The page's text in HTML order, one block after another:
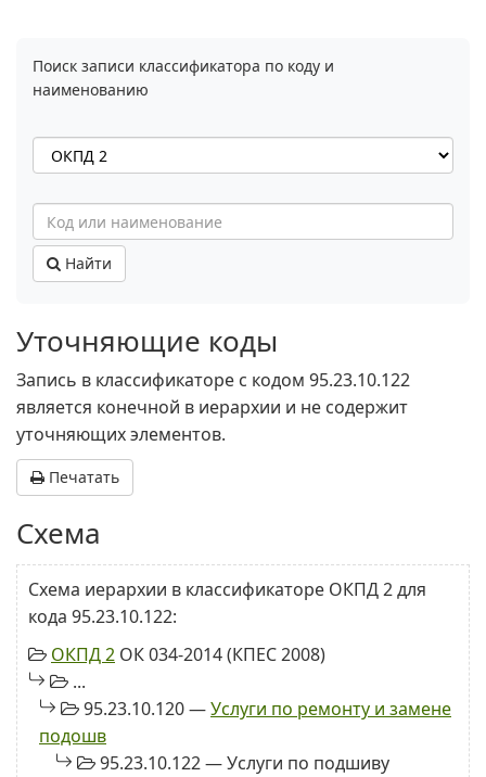
Поиск записи классификатора по коду и
наименованию
Найти
Уточняющие коды
Запись в классификаторе с кодом 95.23.10.122
является конечной в иерархии и не содержит
уточняющих элементов.
Печатать
Схема
Схема иерархии в классификаторе ОКПД 2 для
кода 95.23.10.122:
ОКПД 2 ОК 034-2014 (КПЕС 2008)
...
95.23.10.120 —Услуги по ремонту и замене
подошв
95.23.10.122 — Услуги по подшиву